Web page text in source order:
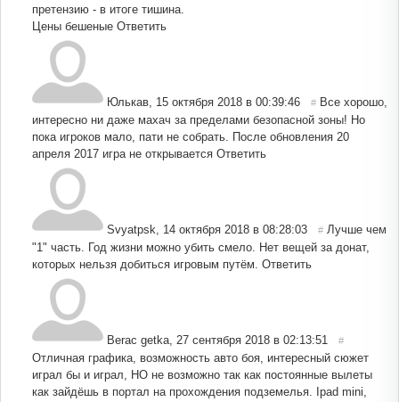
претензию - в итоге тишина.
Цены бешеные Ответить
Юлькав 15 октября 2018 в 00:39:46 # Все хорошо,
интересно ни даже махач за пределами безопасной зоны! Но
пока игроков мало, пати не собрать. После обновления 20
апреля 2017 игра не открывается Ответить
Svyatpsk 14 октября 2018 в 08:28:03 # Лучше чем
"1" часть. Год жизни можно убить смело. Нет вещей за донат,
которых нельзя добиться игровым путём. Ответить
Berac getka 27 сентября 2018 в 02:13:51 #
Отличная графика, возможность авто боя, интересный сюжет
играл бы и играл, НО не возможно так как постоянные вылеты
как зайдёшь в портал на прохождения подземелья. Ipad mini,